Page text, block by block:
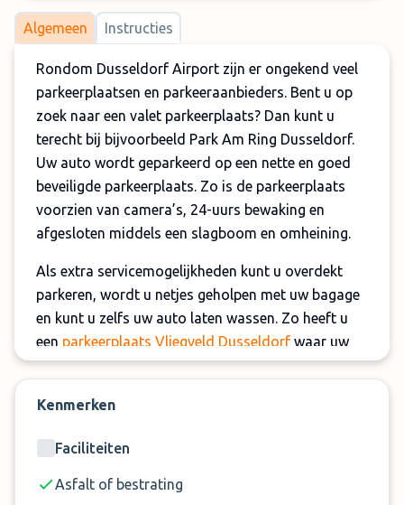
Algemeen Instructies
Rondom Dusseldorf Airport zijn er ongekend veel
parkeerplaatsen en parkeeraanbieders. Bent u op
zoek naar een valet parkeerplaats? Dan kunt u
terecht bij bijvoorbeeld Park Am Ring Dusseldorf.
Uw auto wordt geparkeerd op een nette en goed
beveiligde parkeerplaats. Zo is de parkeerplaats
voorzien van camera’s, 24-uurs bewaking en
afgesloten middels een slagboom en omheining.
Als extra servicemogelijkheden kunt u overdekt
parkeren, wordt u netjes geholpen met uw bagage
en kunt u zelfs uw auto laten wassen. Zo heeft u
een parkeerplaats Vliegveld Dusseldorf waar uw
auto beschermd is tegen alle elementen! U kunt
Airport eenvoudig reserveren, u hoeft enkel uw
reisdata, persoonlijke gegevens in te voeren, te
betalen en u bent voorzien van een parkeerplaats.
Kenmerken
Faciliteiten
Asfalt of bestrating